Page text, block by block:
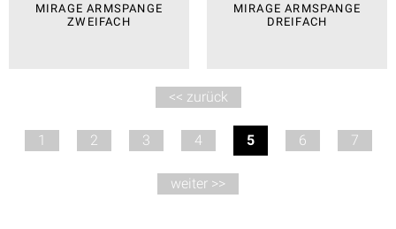
MIRAGE ARMSPANGE
ZWEIFACH
MIRAGE ARMSPANGE
DREIFACH
<< zurück
1 2 3 4 5 6 7
weiter >>